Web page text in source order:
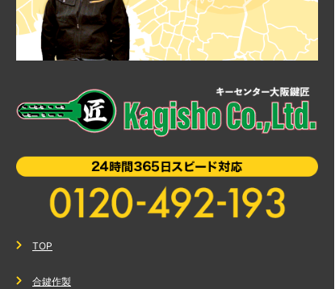
TOP
合鍵作製